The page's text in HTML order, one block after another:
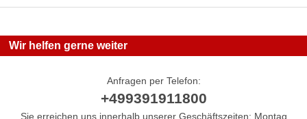
Wir helfen gerne weiter
Anfragen per Telefon:
+499391911800
Sie erreichen uns innerhalb unserer Geschäftszeiten: Montag